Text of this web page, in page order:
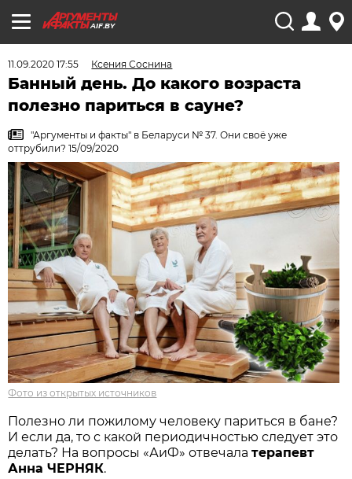
AIF.BY
11.09.2020 17:55 Ксения Соснина
Банный день. До какого возраста
полезно париться в сауне?
"Аргументы и факты" в Беларуси № 37. Они своё уже
оттрубили? 15/09/2020
Фото из открытых источников
Полезно ли пожилому человеку париться в бане?
И если да, то с какой периодичностью следует это
делать? На вопросы «АиФ» отвечалатерапевт
Анна ЧЕРНЯК.